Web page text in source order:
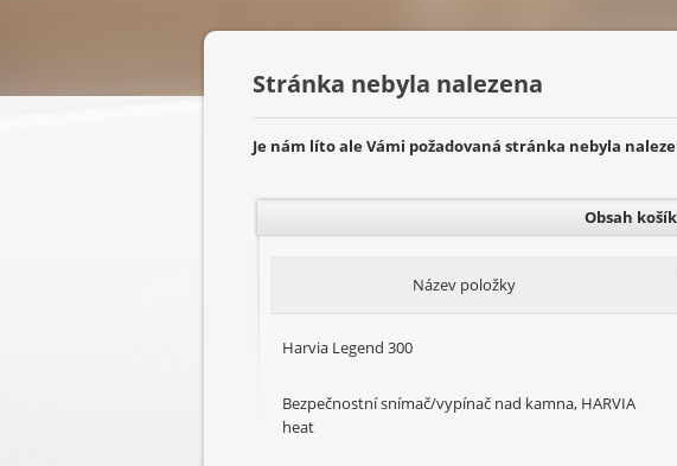
Stránka nebyla nalezena
Je nám líto ale Vámi požadovaná stránka nebyla
Obsah
Název položky
Harvia Legend 300
Bezpečnostní snímač/vypínač nad kamna, HARVIA
heat